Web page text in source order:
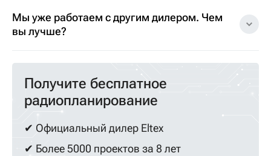
Мы уже работаем с другим дилером. Чем
вы лучше?
Получите бесплатное
радиопланирование
✔ Официальный дилер Eltex
✔ Более 5000 проектов за 8 лет